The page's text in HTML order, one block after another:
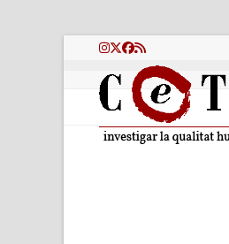
Instagram
Twitter
Facebook
RSS